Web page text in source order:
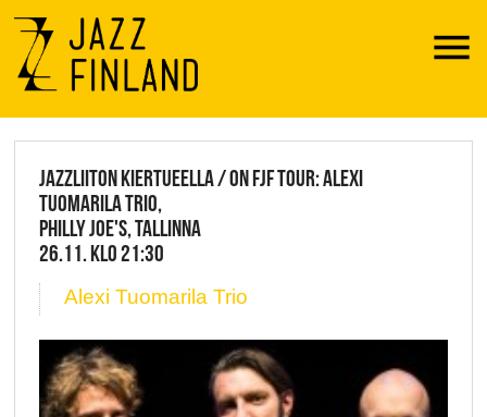
Menu
JAZZ FINLAND LIVE
JAZZLIITON KIERTUEELLA / ON FJF TOUR: ALEXI
TUOMARILA TRIO,
PHILLY JOE'S, TALLINNA
26.11. KLO 21:30
Alexi Tuomarila Trio